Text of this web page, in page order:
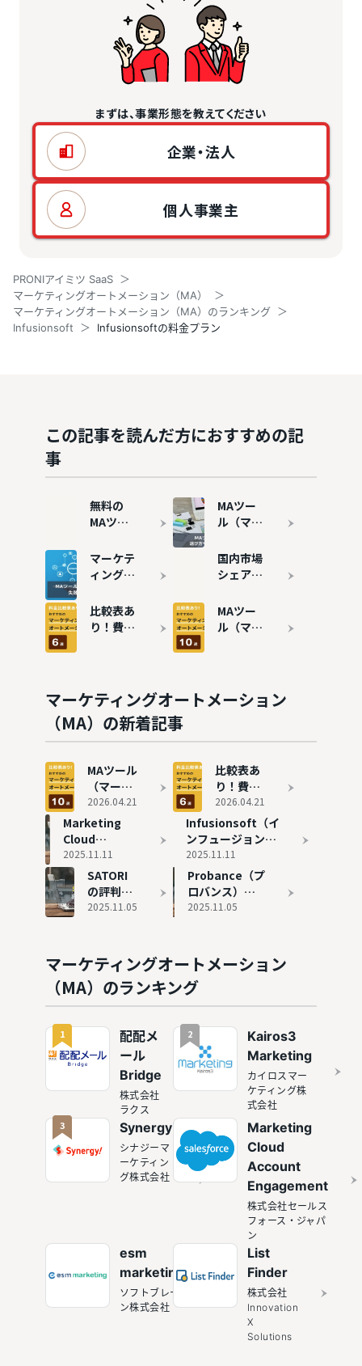
まずは、事業形態を教えてください
企業・法人
個人事業主
PRONIアイミツ SaaS
マーケティングオートメーション（MA）
マーケティングオートメーション（MA）のランキング
Infusionsoft
Infusionsoftの料金プラン
この記事を読んだ方におすすめの記
事
無料の
MAツー
ケティン
グオート
ン）7選
｜メリッ
トや注意
MAツー
ル（マー
グオート
メーショ
は？機能
やメリッ
ト・デメ
マーケテ
ィングオ
ションツ
ール
も解説
国内市場
シェア・
多いMA
ツール10
比較表あ
り！費用
ル6選を
紹介
MAツー
ル（マー
ン）おす
すめ10選
較
マーケティングオートメーション
（MA）の新着記事
MAツール
（マーケ
ティング
オートメ
ーショ
ン）おす
を徹底比
較
2026.04.21
比較表あ
り！費用
の安いお
すすめの
MAツール
6選を紹
2026.04.21
Marketing
Cloud
Account
Engagement
の評判と実態
2025.11.11
Infusionsoft（イ
ンフュージョンソ
フト）の評判と実
態
2025.11.11
SATORI
の評判と
実態
2025.11.05
Probance（プ
ロバンス）の
評判と実態
2025.11.05
マーケティングオートメーション
（MA）のランキング
1
配配メ
ール
Bridge
株式会社
ラクス
2
Kairos3
Marketing
カイロスマー
ケティング株
式会社
3 Synergy!
シナジーマ
ーケティン
グ株式会社
Marketing
Cloud
Account
Engagement
株式会社セールス
フォース・ジャパ
ン
esm
marketing
ソフトブレー
ン株式会社
List
Finder
株式会社
Innovation
X
Solutions